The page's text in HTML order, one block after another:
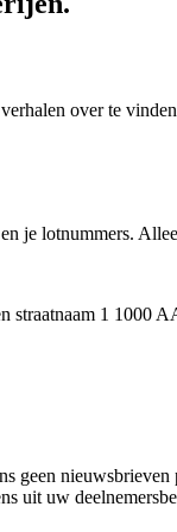
over te
je lotnummers.
straatnaam 1 1000
uit uw